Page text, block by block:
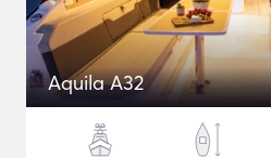
Aquila A32